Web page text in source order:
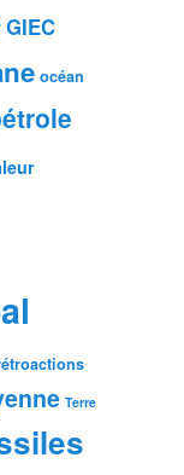
GIEC
océan
Terre